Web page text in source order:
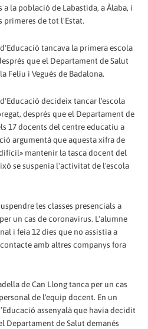
la població de Labastida, a Àlaba, i
primeres de tot l'Estat.
tancava la primera escola
que el Departament de Salut
Feliu i Vegués de Badalona.
decideix tancar l'escola
després que el Departament de
17 docents del centre educatiu a
argumentà que aquesta xifra de
mantenir la tasca docent del
se suspenia l'activitat de l'escola
les classes presencials a
un cas de coronavirus. L'alumne
i feia 12 dies que no assistia a
amb altres companys fora
de Can Llong tanca per un cas
de l'equip docent. En un
assenyalà que havia decidit
Departament de Salut demanés